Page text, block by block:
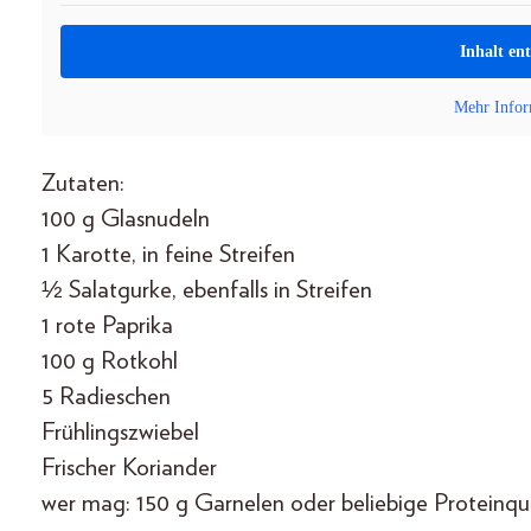
Inhalt
Mehr
Zutaten:
100 g Glasnudeln
1 Karotte, in feine Streifen
½ Salatgurke, ebenfalls in Streifen
1 rote Paprika
100 g Rotkohl
5 Radieschen
Frühlingszwiebel
Frischer Koriander
wer mag: 150 g Garnelen oder beliebige